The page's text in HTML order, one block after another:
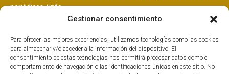
Gestionar consentimiento
Para ofrecer las mejores experiencias, utilizamos tecnologías como las cookies
para almacenar y/o acceder a la información del dispositivo. El
consentimiento de estas tecnologías nos permitirá procesar datos como el
comportamiento de navegación o las identificaciones únicas en este sitio. No
periódicos+info
: Consentimiento del interesado+info
de envío de boletines alojada en EEUU y suscrita al EU
PrivacyShield.+info
Derechos: Tiene derechos que puedes ejercer como explicamos